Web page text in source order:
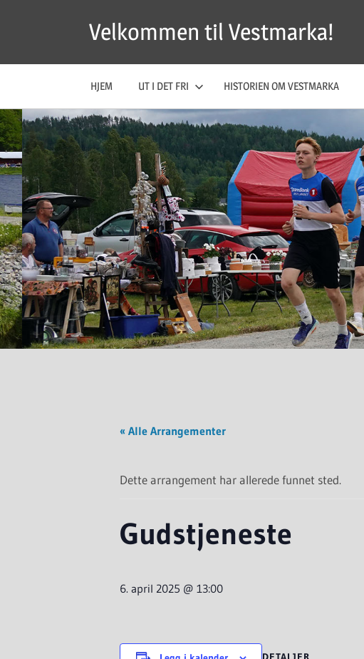
Velkommen til Vestmarka!
HJEM UT I DET FRI HISTORIEN OM VESTMARKA
« Alle Arrangementer
Dette arrangement har allerede funnet sted.
Gudstjeneste
6. april 2025 @ 13:00